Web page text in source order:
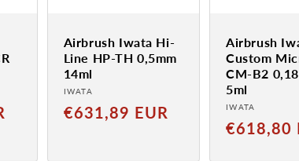
Airbrush Iwata Hi-
Line HP-TH 0,5mm
14ml
Anbieter:
IWATA
Normaler
€631,89 EUR
Airbrush
Custom
CM-B2
5ml
Anbieter:
IWATA
Normaler
€618,80